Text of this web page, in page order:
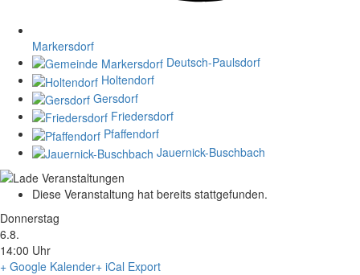
Markersdorf
Deutsch-Paulsdorf
Holtendorf
Gersdorf
Friedersdorf
Pfaffendorf
Jauernick-Buschbach
Diese Veranstaltung hat bereits stattgefunden.
Donnerstag
6.8.
14:00 Uhr
+ Google Kalender+ iCal Export